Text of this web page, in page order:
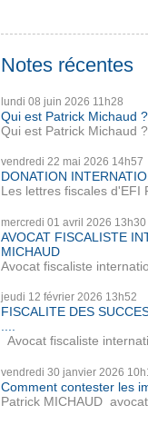
Notes récentes
lundi 08 juin 2026 11h28
Qui est Patrick Michaud
Qui est Patrick Michaud
vendredi 22 mai 2026 14h57
DONATION
Les lettres fiscales d'EFI
mercredi 01 avril 2026 13h30
AVOCAT FISCALISTE
MICHAUD
Avocat fiscaliste
jeudi 12 février 2026 13h52
FISCALITE DES
Avocat fiscaliste
vendredi 30 janvier 2026
Comment contester les
Patrick MICHAUD